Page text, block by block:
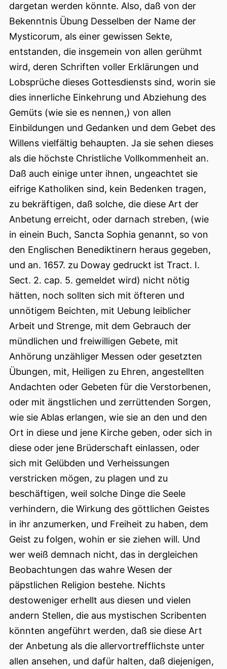
dargetan werden könnte. Also, daß von der
Bekenntnis Übung Desselben der Name der
Mysticorum, als einer gewissen Sekte,
entstanden, die insgemein von allen gerühmt
wird, deren Schriften voller Erklärungen und
Lobsprüche dieses Gottesdiensts sind, worin sie
dies innerliche Einkehrung und Abziehung des
Gemüts (wie sie es nennen,) von allen
Einbildungen und Gedanken und dem Gebet des
Willens vielfältig behaupten. Ja sie sehen dieses
als die höchste Christliche Vollkommenheit an.
Daß auch einige unter ihnen, ungeachtet sie
eifrige Katholiken sind, kein Bedenken tragen,
zu bekräftigen, daß solche, die diese Art der
Anbetung erreicht, oder darnach streben, (wie
in einein Buch, Sancta Sophia genannt, so von
den Englischen Benediktinern heraus gegeben,
und an. 1657. zu Doway gedruckt ist Tract. I.
Sect. 2. cap. 5. gemeldet wird) nicht nötig
hätten, noch sollten sich mit öfteren und
unnötigem Beichten, mit Uebung leiblicher
Arbeit und Strenge, mit dem Gebrauch der
mündlichen und freiwilligen Gebete, mit
Anhörung unzähliger Messen oder gesetzten
Übungen, mit, Heiligen zu Ehren, angestellten
Andachten oder Gebeten für die Verstorbenen,
oder mit ängstlichen und zerrüttenden Sorgen,
wie sie Ablas erlangen, wie sie an den und den
Ort in diese und jene Kirche geben, oder sich in
diese oder jene Brüderschaft einlassen, oder
sich mit Gelübden und Verheissungen
verstricken mögen, zu plagen und zu
beschäftigen, weil solche Dinge die Seele
verhindern, die Wirkung des göttlichen Geistes
in ihr anzumerken, und Freiheit zu haben, dem
Geist zu folgen, wohin er sie ziehen will. Und
wer weiß demnach nicht, das in dergleichen
Beobachtungen das wahre Wesen der
päpstlichen Religion bestehe. Nichts
destoweniger erhellt aus diesen und vielen
andern Stellen, die aus mystischen Scribenten
könnten angeführt werden, daß sie diese Art
der Anbetung als die allervortrefflichste unter
allen ansehen, und dafür halten, daß diejenigen,